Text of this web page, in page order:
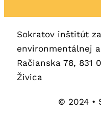
Sokratov inštitút
environmentálnej
Račianska 78, 831
Živica
© 2024 •